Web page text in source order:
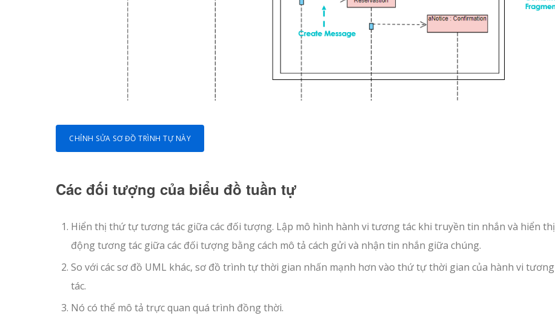
CHỈNH SỬA SƠ ĐỒ TRÌNH TỰ NÀY
Các đối tượng của biểu đồ tuần tự
Hiển thị thứ tự tương tác giữa các đối tượng. Lập mô hình hành vi tương tác khi truyền tin nhắn và hiển thị
động tương tác giữa các đối tượng bằng cách mô tả cách gửi và nhận tin nhắn giữa chúng.
So với các sơ đồ UML khác, sơ đồ trình tự thời gian nhấn mạnh hơn vào thứ tự thời gian của hành vi tương
tác.
Nó có thể mô tả trực quan quá trình đồng thời.